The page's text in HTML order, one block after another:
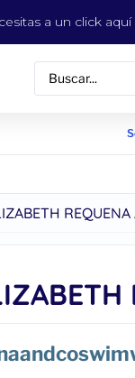
a un click